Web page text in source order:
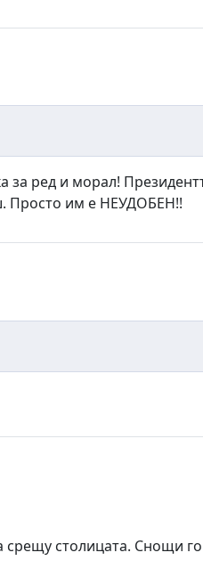
ред и морал!
Просто им е НЕУДОБЕН!!
столицата. Снощи го